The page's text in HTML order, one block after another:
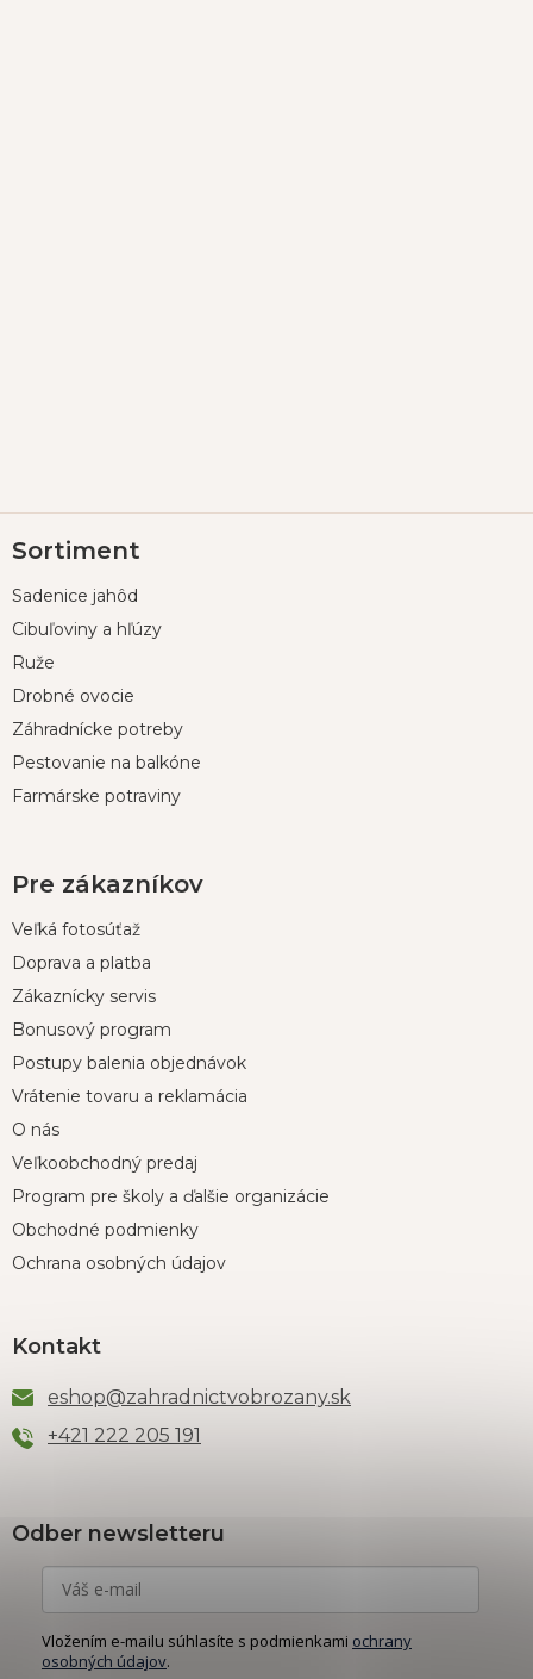
á
ä
Sortiment
Sadenice jahôd
Cibuľoviny a hľúzy
Ruže
Drobné ovocie
Záhradnícke potreby
Pestovanie na balkóne
Farmárske potraviny
Pre zákazníkov
Veľká fotosúťaž
Doprava a platba
Zákaznícky servis
Bonusový program
Postupy balenia objednávok
Vrátenie tovaru a reklamácia
O nás
Veľkoobchodný predaj
Program pre školy a ďalšie organizácie
Obchodné podmienky
Ochrana osobných údajov
Kontakt
eshop@zahradnictvobrozany.sk
+421 222 205 191
Odber newsletteru
Vložením e-mailu súhlasíte s podmienkami ochrany
osobných údajov.